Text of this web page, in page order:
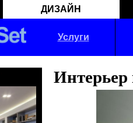
ДИЗАЙН
Услуги
Интерьер